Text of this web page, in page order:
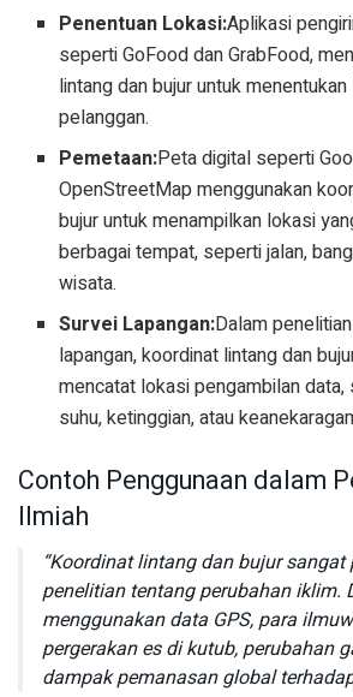
Penentuan Lokasi:Aplikasi
seperti GoFood dan GrabFood,
lintang dan bujur untuk
pelanggan.
Pemetaan:Peta digital seperti
OpenStreetMap menggunakan
bujur untuk menampilkan lokasi
berbagai tempat, seperti jalan,
wisata.
Survei Lapangan:Dalam
lapangan, koordinat lintang dan
mencatat lokasi pengambilan
suhu, ketinggian, atau
Contoh Penggunaan dalam
Ilmiah
“Koordinat lintang dan bujur
penelitian tentang perubahan iklim.
menggunakan data GPS, para
pergerakan es di kutub, perubahan
dampak pemanasan global